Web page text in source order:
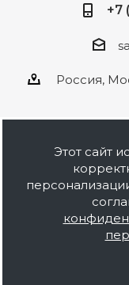
+7
Россия,
2026 ©
производство
оптовая и
материалов,
Информация на
характер и не
Этот сайт